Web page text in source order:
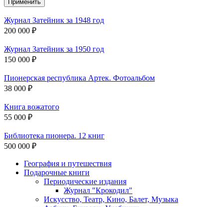
Применить
Журнал Затейник за 1948 год
200 000 ₽
Журнал Затейник за 1950 год
150 000 ₽
Пионерская республика Артек. Фотоальбом
38 000 ₽
Книга вожатого
55 000 ₽
Библиотека пионера. 12 книг
500 000 ₽
Разделы
каталога
География и путешествия
Подарочные книги
Периодические издания
Журнал "Крокодил"
Искусство, Театр, Кино, Балет, Музыка